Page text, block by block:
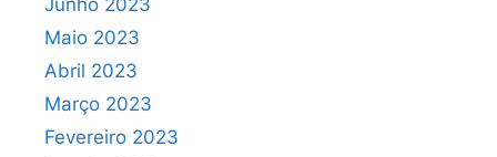
Junho 2023
Maio 2023
Abril 2023
Março 2023
Fevereiro 2023